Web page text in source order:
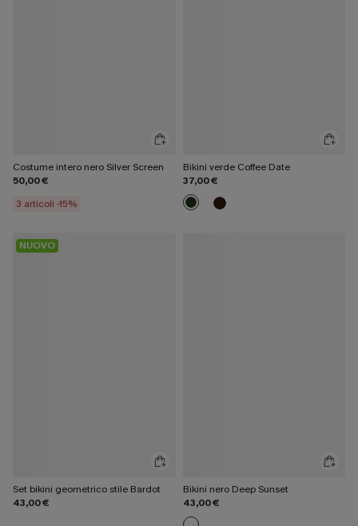
Costume intero nero Silver Screen
50,00 €
3 articoli -15%
Bikini verde Coffee Date
37,00 €
NUOVO
Set bikini geometrico stile Bardot
43,00 €
Bikini nero Deep Sunset
43,00 €